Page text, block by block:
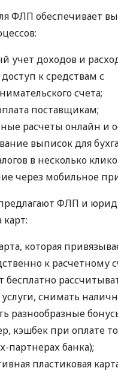
ФЛП обеспечивает
учет доходов и
к средствам с
счета;
поставщикам;
расчеты онлайн и
выписок для
в несколько
через мобильное
ФЛП и
которая
к расчетному
бесплатно
снимать
разнообразные
кэшбек при оплате
партнерах банка);
пластиковая